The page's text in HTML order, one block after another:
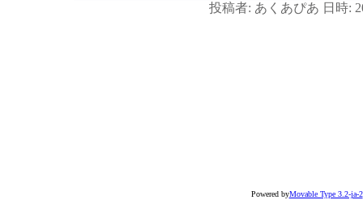
投稿者: あくあぴあ 日時:
Powered byMovable Type 3.2-ja-2